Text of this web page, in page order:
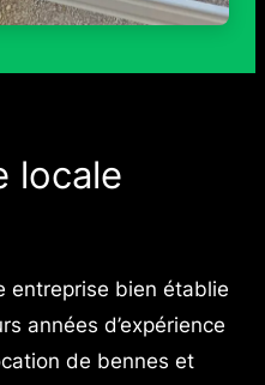
locale
entreprise bien établie
années d’expérience
de bennes et